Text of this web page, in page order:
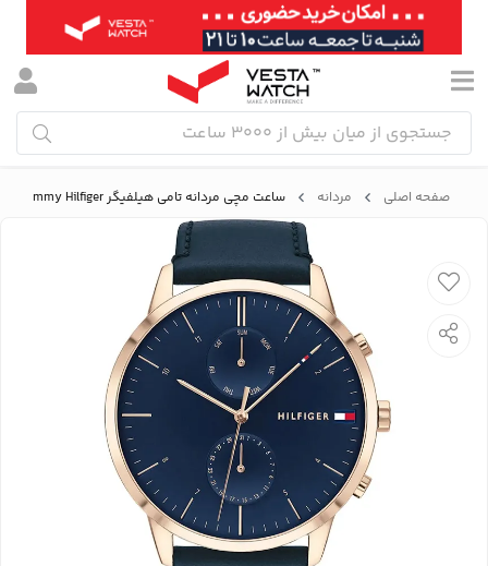
صفحه اصلی مردانه ساعت مچی مردانه تامی هیلفیگر Tommy Hilfiger مدل 1710405